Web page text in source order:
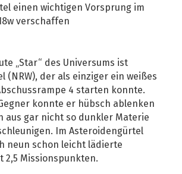
einen wichtigen Vorsprung im
verschaffen
„Star“ des Universums ist
(NRW), der als einziger ein weißes
4 starten konnte.
konnte er hübsch ablenken
aus gar nicht so dunkler Materie
Im Asteroidengürtel
neun schon leicht lädierte
2,5 Missionspunkten.